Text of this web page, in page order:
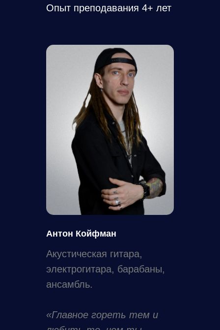
Опыт преподавания 4+ лет
Антон Койфман
Акустическая гитара,
электрогитара, барабаны,
ансамбль.
«Главное гореть тем и